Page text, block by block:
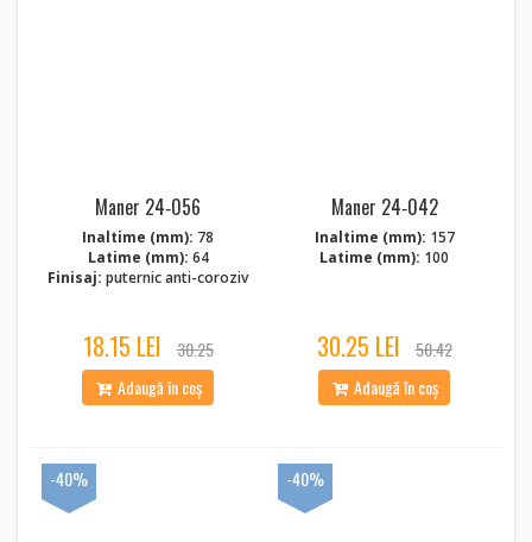
Maner 24‑056
Inaltime (mm): 78
Latime (mm): 64
Finisaj: puternic anti-coroziv
18.15 LEI 30.25
Adaugă în coș
Maner 24‑042
Inaltime (mm): 157
Latime (mm): 100
30.25 LEI 50.42
Adaugă în coș
-40% -40%